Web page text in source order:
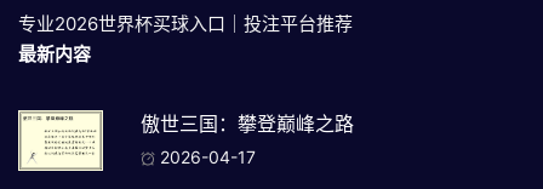
专业2026世界杯买球入口｜投注平台推荐
最新内容
傲世三国：攀登巅峰之路
2026-04-17